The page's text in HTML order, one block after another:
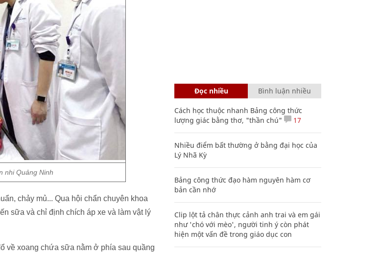
nhi Quảng Ninh
chảy mủ... Qua hội chẩn chuyên khoa
sữa và chỉ định chích áp xe và làm vật lý
về xoang chứa sữa nằm ở phía sau quầng
Đọc nhiều Bình luận nhiều
Cách học thuộc nhanh Bảng công thức
lượng giác bằng thơ, "thần chú"
17
Nhiều điểm bất thường ở bằng đại học của
Lý Nhã Kỳ
Bảng công thức đạo hàm nguyên hàm cơ
bản cần nhớ
Clip lột tả chân thực cảnh anh trai và em gái
như 'chó với mèo', người tinh ý còn phát
hiện một vấn đề trong giáo dục con